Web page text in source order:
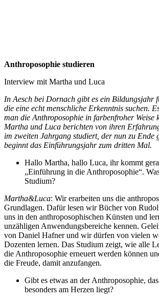
Anthroposophie studieren
Interview mit Martha und Luca
In Aesch bei Dornach gibt es ein Bildungsjahr
die eine echt menschliche Erkenntnis suchen.
man die Anthroposophie in farbenfroher Weise
Martha und Luca berichten von ihren
im zweiten Jahrgang studiert, der nun zu Ende
beginnt das Einführungsjahr zum dritten Mal.
Hallo Martha, hallo Luca, ihr kommt
„Einführung in die Anthroposophie“.
Studium?
Martha&Luca: Wir erarbeiten uns die
Grundlagen. Dafür lesen wir Bücher von
uns in den anthroposophischen Künsten und
unzähligen Anwendungsbereiche kennen.
von Daniel Hafner und wir dürfen von vielen
Dozenten lernen. Das Studium zeigt, wie alle
die Anthroposophie erneuert werden können
die Freude, damit anzufangen.
Gibt es etwas an der Anthroposophie,
besonders am Herzen liegt?